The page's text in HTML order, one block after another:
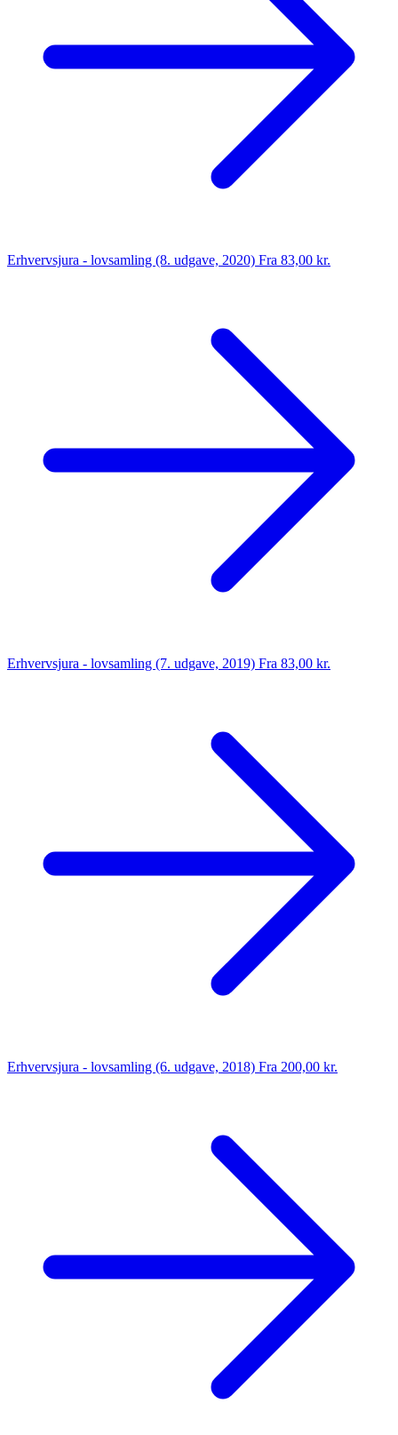
Erhvervsjura - lovsamling (8. udgave, 2020) Fra 83,00 kr.
Erhvervsjura - lovsamling (7. udgave, 2019) Fra 83,00 kr.
Erhvervsjura - lovsamling (6. udgave, 2018) Fra 200,00 kr.